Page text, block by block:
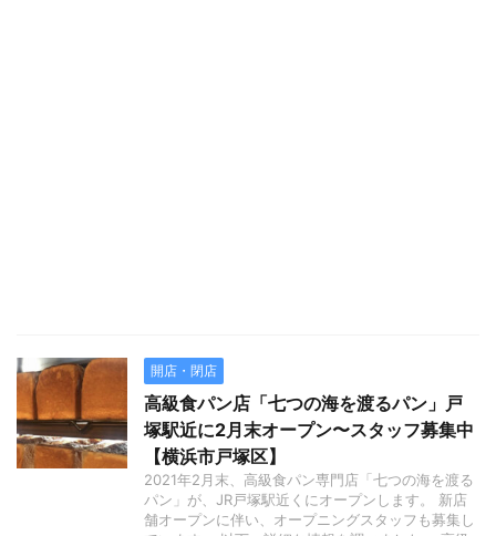
開店・閉店
高級食パン店「七つの海を渡るパン」戸
塚駅近に2月末オープン〜スタッフ募集中
【横浜市戸塚区】
2021年2月末、高級食パン専門店「七つの海を渡る
パン」が、JR戸塚駅近くにオープンします。 新店
舗オープンに伴い、オープニングスタッフも募集し